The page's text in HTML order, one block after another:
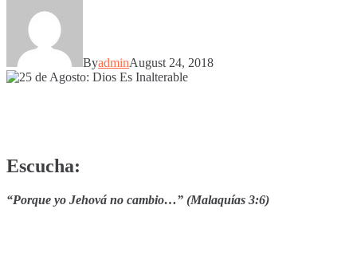
ByadminAugust 24, 2018
Escucha:
“Porque yo Jehová no cambio…” (Malaquías 3:6)